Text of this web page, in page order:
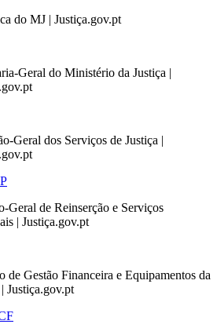
do MJ | Justiça.gov.pt
Geral do Ministério da Justiça |
Geral dos Serviços de Justiça |
Geral de Reinserção e Serviços
| Justiça.gov.pt
de Gestão Financeira e Equipamentos da
Justiça.gov.pt